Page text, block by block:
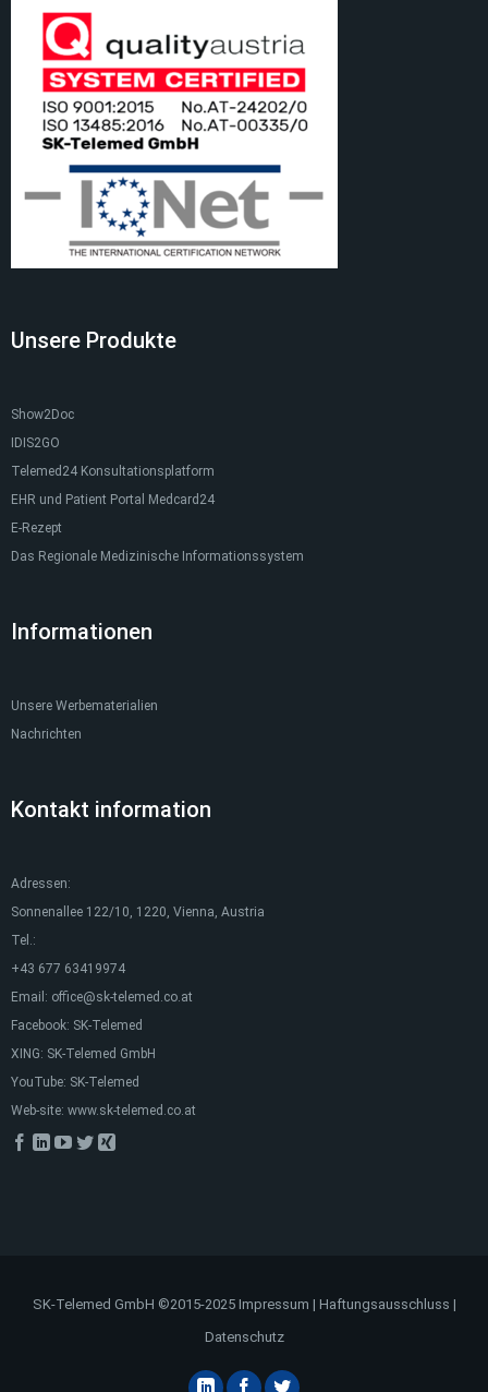
Unsere Produkte
Show2Doc
IDIS2GO
Telemed24 Konsultationsplatform
EHR und Patient Portal Medcard24
E-Rezept
Das Regionale Medizinische Informationssystem
Informationen
Unsere Werbematerialien
Nachrichten
Kontakt information
Adressen:
Sonnenallee 122/10, 1220, Vienna, Austria
Tel.:
+43 677 63419974
Email: office@sk-telemed.co.at
Facebook: SK-Telemed
XING: SK-Telemed GmbH
YouTube: SK-Telemed
Web-site: www.sk-telemed.co.at
SK-Telemed GmbH ©2015-2025 Impressum | Haftungsausschluss |
Datenschutz